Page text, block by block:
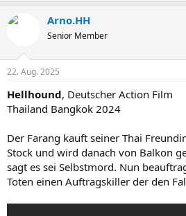
Arno.HH
Senior Member
22. Aug. 2025
Hellhound, Deutscher Action Film
Thailand Bangkok 2024
Der Farang kauft seiner Thai
Stock und wird danach von Balkon
sagt es sei Selbstmord. Nun
Toten einen Auftragskiller der den